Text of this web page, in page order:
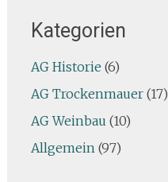
Kategorien
AG Historie (6)
AG Trockenmauer(17)
AG Weinbau (10)
Allgemein(97)